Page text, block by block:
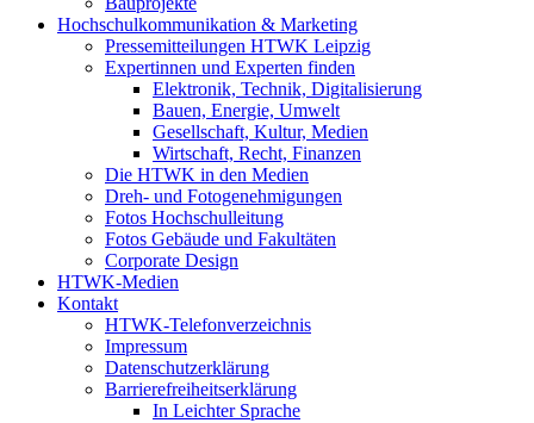
Hochschulkommunikation & Marketing
Pressemitteilungen HTWK Leipzig
Expertinnen und Experten finden
Elektronik, Technik, Digitalisierung
Bauen, Energie, Umwelt
Gesellschaft, Kultur, Medien
Wirtschaft, Recht, Finanzen
Die HTWK in den Medien
Dreh- und Fotogenehmigungen
Fotos Hochschulleitung
Fotos Gebäude und Fakultäten
Corporate Design
HTWK-Medien
Kontakt
HTWK-Telefonverzeichnis
Impressum
Datenschutzerklärung
Barrierefreiheitserklärung
In Leichter Sprache